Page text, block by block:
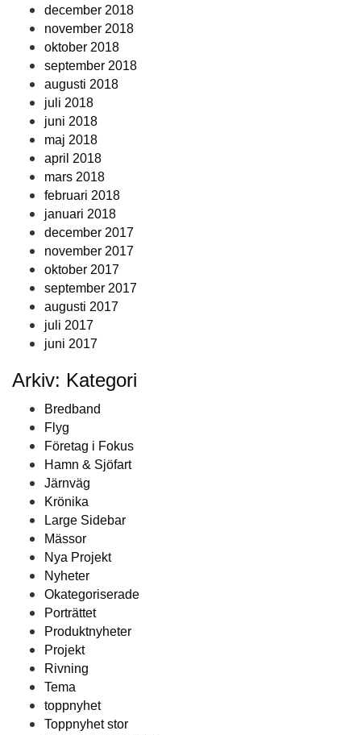
december 2018
november 2018
oktober 2018
september 2018
augusti 2018
juli 2018
juni 2018
maj 2018
april 2018
mars 2018
februari 2018
januari 2018
december 2017
november 2017
oktober 2017
september 2017
augusti 2017
juli 2017
juni 2017
Arkiv: Kategori
Bredband
Flyg
Företag i Fokus
Hamn & Sjöfart
Järnväg
Krönika
Large Sidebar
Mässor
Nya Projekt
Nyheter
Okategoriserade
Porträttet
Produktnyheter
Projekt
Rivning
Tema
toppnyhet
Toppnyhet stor